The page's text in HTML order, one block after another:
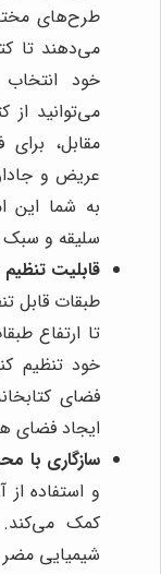
طرح‌های
می‌دهند تا
خود انتخاب
می‌توانید از
مقابل، برای
عریض و
به شما این
سلیقه و سبک
قابلیت
طبقات قابل
تا ارتفاع
خود تنظیم
فضای
ایجاد فضای
سازگاری با
و استفاده
کمک می‌کند.
شیمیایی